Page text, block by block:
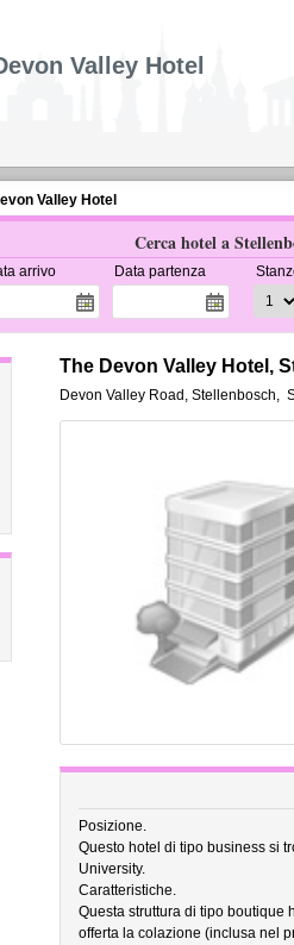
Valley Hotel
Valley Hotel
Cerca hotel a
arrivo Data partenza
The Devon Valley Hotel,
Devon Valley Road, Stellenbosch,
Posizione.
Questo hotel di tipo business si
University.
Caratteristiche.
Questa struttura di tipo boutique
offerta la colazione (inclusa nel